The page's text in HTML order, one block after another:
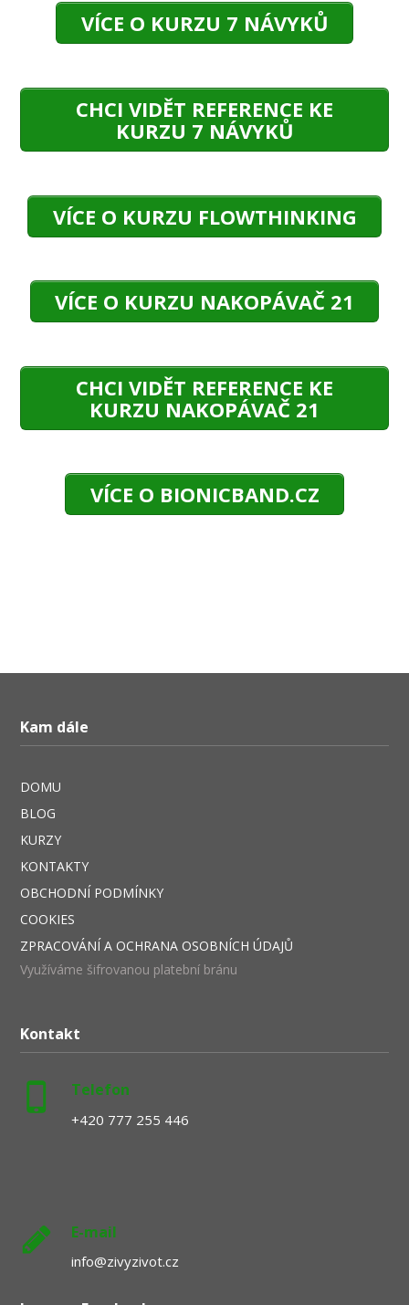
VÍCE O KURZU 7 NÁVYKŮ
CHCI VIDĚT REFERENCE KE
KURZU 7 NÁVYKŮ
VÍCE O KURZU FLOWTHINKING
VÍCE O KURZU NAKOPÁVAČ 21
CHCI VIDĚT REFERENCE KE
KURZU NAKOPÁVAČ 21
VÍCE O BIONICBAND.CZ
Kam dále
DOMU
BLOG
KURZY
KONTAKTY
OBCHODNÍ PODMÍNKY
COOKIES
ZPRACOVÁNÍ A OCHRANA OSOBNÍCH ÚDAJŮ
Využíváme šifrovanou platební bránu
Kontakt
Telefon
+420 777 255 446
E-mail
info@zivyzivot.cz